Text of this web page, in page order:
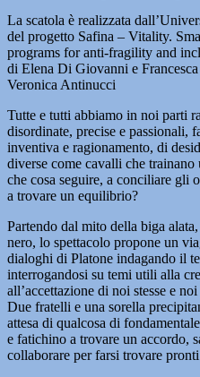
La scatola è realizzata
del progetto Safina – Vitality.
programs for anti-fragility and
di Elena Di Giovanni e
Veronica Antinucci
Tutte e tutti abbiamo in noi parti
disordinate, precise e passionali,
inventiva e ragionamento, di
diverse come cavalli che
che cosa seguire, a conciliare gli
a trovare un equilibrio?
Partendo dal mito della biga
nero, lo spettacolo propone un
dialoghi di Platone indagando il
interrogandosi su temi utili alla
all’accettazione di noi stesse e noi
Due fratelli e una sorella
attesa di qualcosa di
e fatichino a trovare un accordo,
collaborare per farsi trovare